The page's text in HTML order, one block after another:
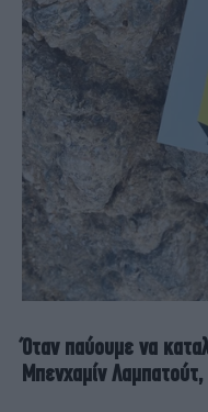
Όταν παύουμε να
Μπενχαμίν